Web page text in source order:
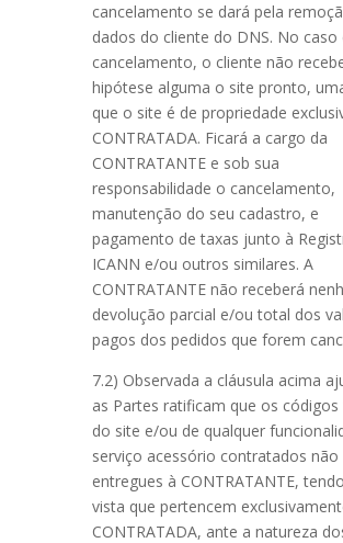
cancelamento se dará pela
dados do cliente do DNS. No caso
cancelamento, o cliente não
hipótese alguma o site pronto,
que o site é de propriedade
CONTRATADA. Ficará a cargo da
CONTRATANTE e sob sua
responsabilidade o cancelamento,
manutenção do seu cadastro, e
pagamento de taxas junto à
ICANN e/ou outros similares. A
CONTRATANTE não receberá
devolução parcial e/ou total dos
pagos dos pedidos que forem
7.2) Observada a cláusula acima
as Partes ratificam que os
do site e/ou de qualquer
serviço acessório contratados não
entregues à CONTRATANTE,
vista que pertencem
CONTRATADA, ante a natureza